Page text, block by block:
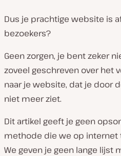
Dus je prachtige website is
bezoekers?
Geen zorgen, je bent zeker
zoveel geschreven over het
naar je website, dat je door
niet meer ziet.
Dit artikel geeft je geen
methode die we op internet
We geven je geen lange lijst